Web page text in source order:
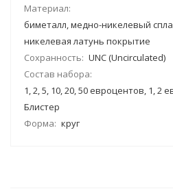
Материал:
биметалл, медно-никелевый
никелевая латунь покрытие
Сохранность: UNC (Uncirculated)
Состав набора:
1, 2, 5, 10, 20, 50 евроцентов, 1, 2
Блистер
Форма: круг